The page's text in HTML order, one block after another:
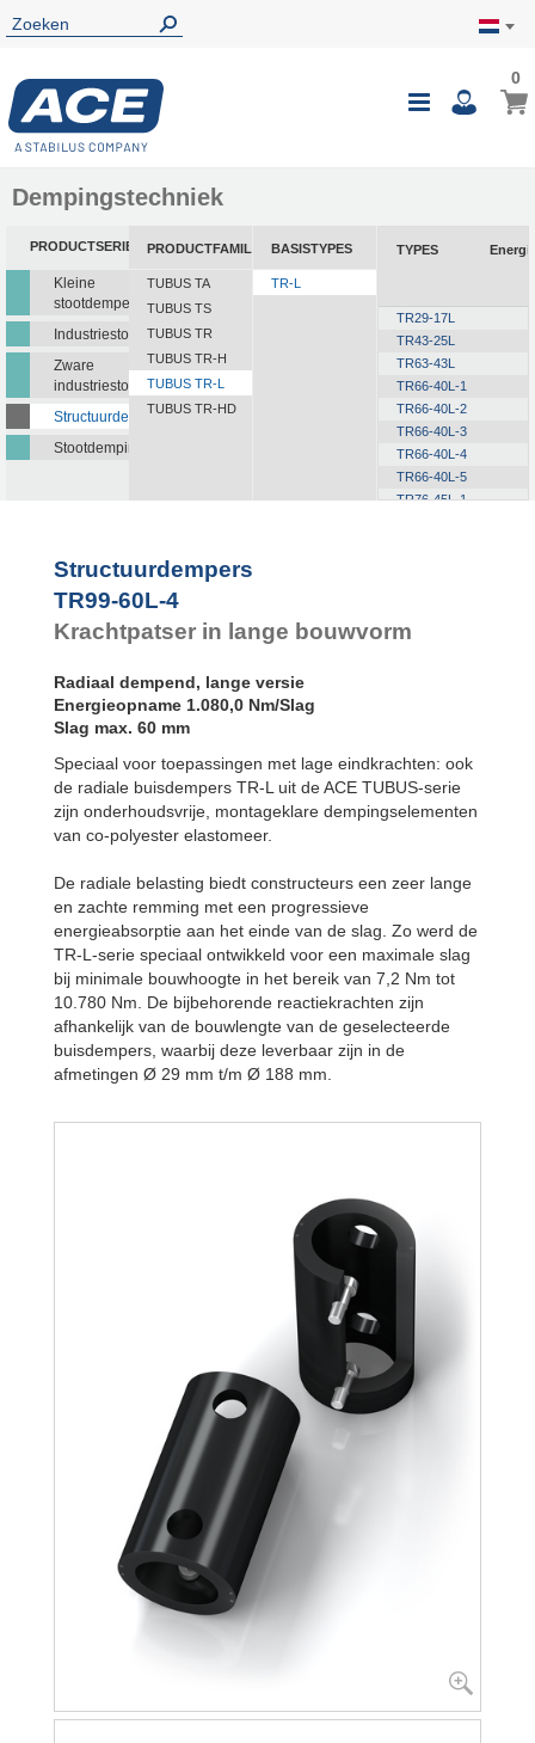
Toggle
00
Dempingstechniek
PRODUCTSERIE
Kleine
stootdempers
Industriestootdempers
Zware
industriestootdempers
Structuurdempers
Stootdempingsmatten
PRODUCTFAMILIE
TUBUS TA
TUBUS TS
TUBUS TR
TUBUS TR-H
TUBUS TR-L
TUBUS TR-HD
BASISTYPES
TR-L
TYPES
TR29-17L
TR43-25L
TR63-43L
TR66-40L-1
TR66-40L-2
TR66-40L-3
TR66-40L-4
TR66-40L-5
TR76-45L-1
TR83-48L-2
TR99-60L-3
TR99-60L-4
TR99-60L-5
TR143-86L-1
TR143-86L-3
TR143-86L-4
TR143-86L-5
TR143-86L-6
TR143-86L-7
Structuurdempers
TR99-60L-4
Krachtpatser in lange bouwvorm
Radiaal dempend, lange versie
Energieopname 1.080,0 Nm/Slag
Slag max. 60 mm
Speciaal voor toepassingen met lage eindkrachten: ook
de radiale buisdempers TR-L uit de ACE TUBUS-serie
zijn onderhoudsvrije, montageklare dempingselementen
van co-polyester elastomeer.
De radiale belasting biedt constructeurs een zeer lange
en zachte remming met een progressieve
energieabsorptie aan het einde van de slag. Zo werd de
TR-L-serie speciaal ontwikkeld voor een maximale slag
bij minimale bouwhoogte in het bereik van 7,2 Nm tot
10.780 Nm. De bijbehorende reactiekrachten zijn
afhankelijk van de bouwlengte van de geselecteerde
buisdempers, waarbij deze leverbaar zijn in de
afmetingen Ø 29 mm t/m Ø 188 mm.